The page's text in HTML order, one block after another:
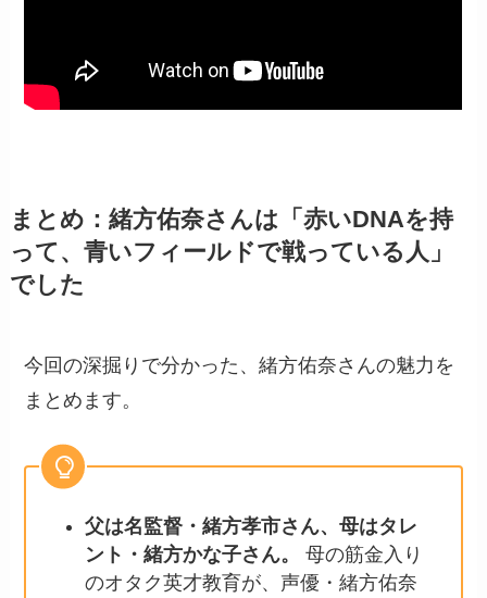
まとめ：緒方佑奈さんは「赤いDNAを持
って、青いフィールドで戦っている人」
でした
今回の深掘りで分かった、緒方佑奈さんの魅力を
まとめます。
父は名監督・緒方孝市さん、母はタレ
ント・緒方かな子さん。
母の筋金入り
のオタク英才教育が、声優・緒方佑奈